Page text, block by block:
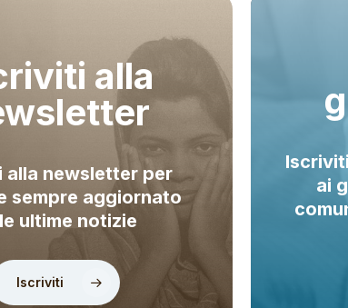
alla
alla newsletter per
sempre aggiornato
ultime notizie
Iscriviti
ai